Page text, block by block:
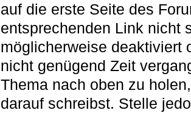
auf die erste Seite des
entsprechenden Link nicht
möglicherweise deaktiviert
nicht genügend Zeit
Thema nach oben zu
darauf schreibst. Stelle